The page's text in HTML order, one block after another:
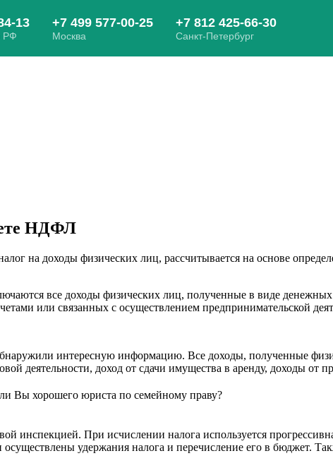
НДФЛ
на доходы физических лиц, рассчитывается на основе
все доходы физических лиц, полученные в виде
или связанных с осуществлением предпринимательской
интересную информацию. Все доходы, полученные
деятельности, доход от сдачи имущества в аренду, доходы от
Вы хорошего юриста по семейному праву?
инспекцией. При исчислении налога используется
удержания налога и перечисление его в бюджет.